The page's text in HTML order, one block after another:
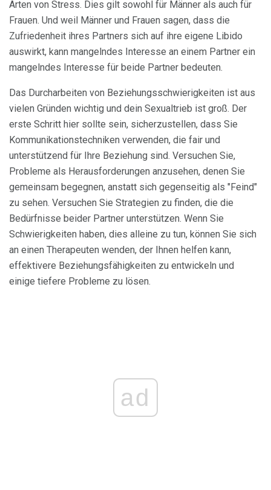
Arten von Stress. Dies gilt sowohl für Männer als auch für
Frauen. Und weil Männer und Frauen sagen, dass die
Zufriedenheit ihres Partners sich auf ihre eigene Libido
auswirkt, kann mangelndes Interesse an einem Partner ein
mangelndes Interesse für beide Partner bedeuten.
Das Durcharbeiten von Beziehungsschwierigkeiten ist aus
vielen Gründen wichtig und dein Sexualtrieb ist groß. Der
erste Schritt hier sollte sein, sicherzustellen, dass Sie
Kommunikationstechniken verwenden, die fair und
unterstützend für Ihre Beziehung sind. Versuchen Sie,
Probleme als Herausforderungen anzusehen, denen Sie
gemeinsam begegnen, anstatt sich gegenseitig als "Feind"
zu sehen. Versuchen Sie Strategien zu finden, die die
Bedürfnisse beider Partner unterstützen. Wenn Sie
Schwierigkeiten haben, dies alleine zu tun, können Sie sich
an einen Therapeuten wenden, der Ihnen helfen kann,
effektivere Beziehungsfähigkeiten zu entwickeln und
einige tiefere Probleme zu lösen.
ad